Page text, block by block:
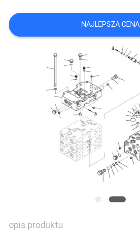
POPROSIĆ
WYCENĘ
SITEMAP
POLITYKA
PRYWATNOŚCI
NAJLEPSZA CENA
opis produktu